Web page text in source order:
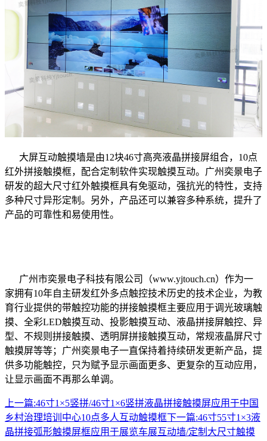
大屏互动触摸墙是由12块46寸高亮液晶拼接屏组合，10点
红外拼接触摸框，配合定制软件实现触摸互动。广州奕景电子
研发的超大尺寸红外触摸框具有免驱动，强抗光的特性，支持
多种尺寸异形定制。另外，产品还可以兼容多种系统，提升了
产品的可靠性和易使用性。
广州市奕景电子科技有限公司（www.yjtouch.cn）作为一
家拥有10年自主研发红外多点触控技术历史的技术企业，为教
育行业提供的带触控功能的拼接触摸框主要应用于调光玻璃触
摸、全彩LED触摸互动、投影触摸互动、液晶拼接屏触控、异
型、不规则拼接触摸、透明屏拼接触摸互动，常规液晶屏尺寸
触摸屏等等；广州奕景电子一直保持着持续研发更新产品，提
供多功能触控，只为赋予显示画面更多、更复杂的互动应用，
让显示画面不再那么单调。
上一篇:46寸1×5竖拼/46寸1×6竖拼液晶拼接触摸屏应用于中国
乡村治理培训中心10点多人互动触摸框下一篇:46寸55寸1×3液
晶拼接弧形触摸屏框应用于展览车展互动墙/定制大尺寸触摸